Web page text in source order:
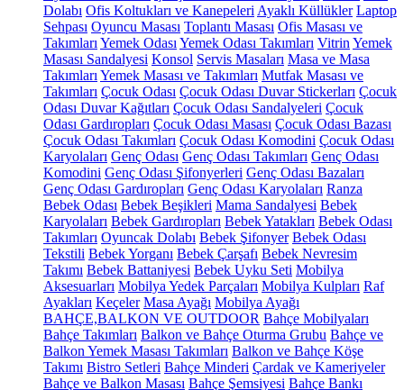
Dolabı Ofis Koltukları ve Kanepeleri Ayaklı Küllükler Laptop
Sehpası Oyuncu Masası Toplantı Masası Ofis Masası ve
Takımları Yemek Odası Yemek Odası Takımları Vitrin Yemek
Masası Sandalyesi Konsol Servis Masaları Masa ve Masa
Takımları Yemek Masası ve Takımları Mutfak Masası ve
Takımları Çocuk Odası Çocuk Odası Duvar Stickerları Çocuk
Odası Duvar Kağıtları Çocuk Odası Sandalyeleri Çocuk
Odası Gardıropları Çocuk Odası Masası Çocuk Odası Bazası
Çocuk Odası Takımları Çocuk Odası Komodini Çocuk Odası
Karyolaları Genç Odası Genç Odası Takımları Genç Odası
Komodini Genç Odası Şifonyerleri Genç Odası Bazaları
Genç Odası Gardıropları Genç Odası Karyolaları Ranza
Bebek Odası Bebek Beşikleri Mama Sandalyesi Bebek
Karyolaları Bebek Gardıropları Bebek Yatakları Bebek Odası
Takımları Oyuncak Dolabı Bebek Şifonyer Bebek Odası
Tekstili Bebek Yorganı Bebek Çarşafı Bebek Nevresim
Takımı Bebek Battaniyesi Bebek Uyku Seti Mobilya
Aksesuarları Mobilya Yedek Parçaları Mobilya Kulpları Raf
Ayakları Keçeler Masa Ayağı Mobilya Ayağı
BAHÇE,BALKON VE OUTDOOR Bahçe Mobilyaları
Bahçe Takımları Balkon ve Bahçe Oturma Grubu Bahçe ve
Balkon Yemek Masası Takımları Balkon ve Bahçe Köşe
Takımı Bistro Setleri Bahçe Minderi Çardak ve Kameriyeler
Bahçe ve Balkon Masası Bahçe Şemsiyesi Bahçe Bankı